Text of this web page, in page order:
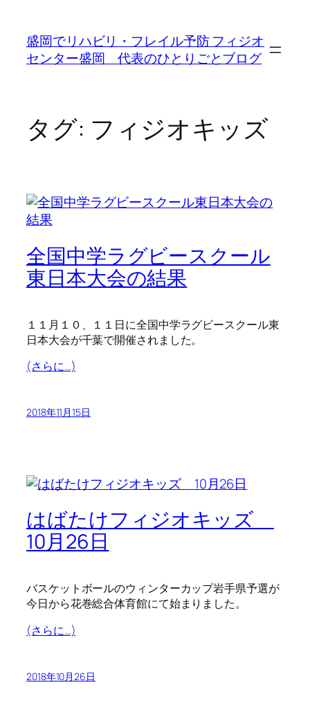
盛岡でリハビリ・フレイル予防 フィジオ
センター盛岡 代表のひとりごとブログ
タグ: フィジオキッズ
全国中学ラグビースクール
東日本大会の結果
１１月１０、１１日に全国中学ラグビースクール東
日本大会が千葉で開催されました。
(さらに…)
2018年11月15日
はばたけフィジオキッズ
10月26日
バスケットボールのウィンターカップ岩手県予選が
今日から花巻総合体育館にて始まりました。
(さらに…)
2018年10月26日